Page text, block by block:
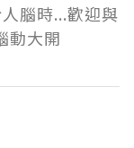
腦時...歡迎與
動大開